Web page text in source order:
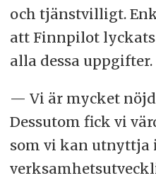
och tjänstvilligt.
att Finnpilot
alla dessa uppgifter.
— Vi är mycket
Dessutom fick vi
som vi kan utnyttja i